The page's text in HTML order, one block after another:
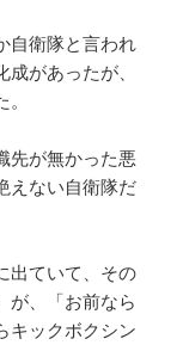
自衛隊と言われ
があったが、
先が無かった悪
えない自衛隊だ
出ていて、その
が、「お前なら
キックボクシン